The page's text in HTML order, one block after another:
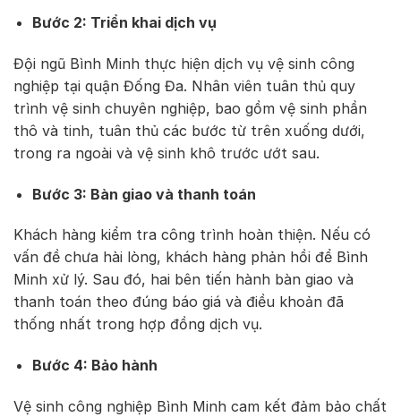
Bước 2: Triển khai dịch vụ
Đội ngũ Bình Minh thực hiện dịch vụ vệ sinh công
nghiệp tại quận Đống Đa. Nhân viên tuân thủ quy
trình vệ sinh chuyên nghiệp, bao gồm vệ sinh phần
thô và tinh, tuân thủ các bước từ trên xuống dưới,
trong ra ngoài và vệ sinh khô trước ướt sau.
Bước 3: Bàn giao và thanh toán
Khách hàng kiểm tra công trình hoàn thiện. Nếu có
vấn đề chưa hài lòng, khách hàng phản hồi để Bình
Minh xử lý. Sau đó, hai bên tiến hành bàn giao và
thanh toán theo đúng báo giá và điều khoản đã
thống nhất trong hợp đồng dịch vụ.
Bước 4: Bảo hành
Vệ sinh công nghiệp Bình Minh cam kết đảm bảo chất